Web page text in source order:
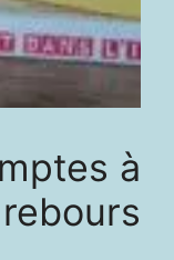
à
rebours